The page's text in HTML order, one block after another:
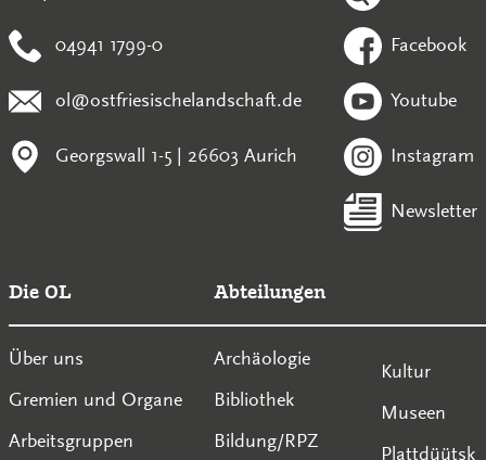
04941 1799-0
ol@ostfriesischelandschaft.de
Georgswall 1-5 | 26603 Aurich
Facebook
Youtube
Instagram
Newsletter
Die OL
Über uns
Gremien und Organe
Arbeitsgruppen
Abteilungen
Archäologie
Bibliothek
Bildung/RPZ
Kultur
Museen
Plattdüütsk